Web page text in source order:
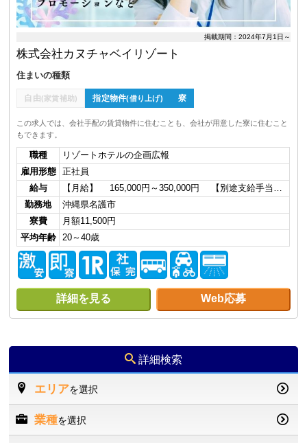
掲載期間：2024年7月1日～
株式会社カヌチャベイリゾート
住まいの種類
自由(家賃補助) 指定物件(借り上げ) 寮
この求人では、会社手配の賃貸物件に住むことも、会社が用意した寮に住むこと
もできます。
職種
リゾートホテルの企画広報
雇用形態
正社員
給与
【月給】 165,000円～350,000円 【別途支給手当…
勤務地
沖縄県名護市
寮費
月額11,500円
平均年齢
20～40歳
詳細を見る Web応募
詳細検索
エリアを選択
業種を選択